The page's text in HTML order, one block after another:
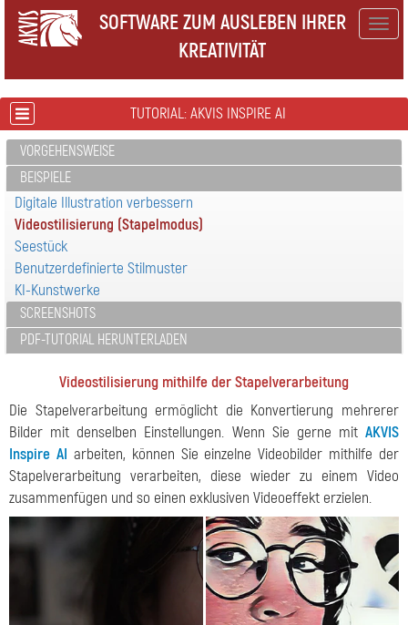
SOFTWARE ZUM AUSLEBEN IHRER
KREATIVITÄT
TUTORIAL: AKVIS INSPIRE AI
VORGEHENSWEISE
BEISPIELE
Digitale Illustration verbessern
Videostilisierung (Stapelmodus)
Seestück
Benutzerdefinierte Stilmuster
KI-Kunstwerke
SCREENSHOTS
PDF-TUTORIAL HERUNTERLADEN
Videostilisierung mithilfe der Stapelverarbeitung
Die Stapelverarbeitung ermöglicht die Konvertierung mehrerer
Bilder mit denselben Einstellungen. Wenn Sie gerne mit AKVIS
Inspire AI arbeiten, können Sie einzelne Videobilder mithilfe der
Stapelverarbeitung verarbeiten, diese wieder zu einem Video
zusammenfügen und so einen exklusiven Videoeffekt erzielen.